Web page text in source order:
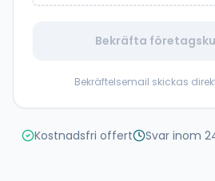
Bekräfta
Bekräftelsemail skickas
Kostnadsfri offert Svar inom